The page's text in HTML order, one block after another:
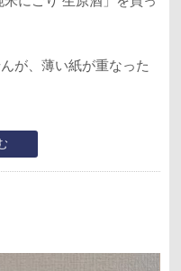
が、薄い紙が重なった
そして熟したメロン、